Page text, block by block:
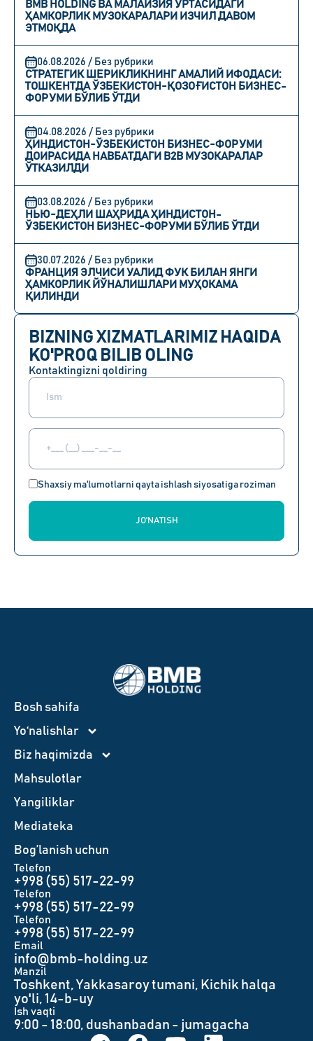
BMB HOLDING ВА МАЛАЙЗИЯ ЎРТАСИДАГИ
ҲАМКОРЛИК МУЗОКАРАЛАРИ ИЗЧИЛ ДАВОМ
ЭТМОҚДА
06.08.2026 / Без рубрики
СТРАТЕГИК ШЕРИКЛИКНИНГ АМАЛИЙ ИФОДАСИ:
ТОШКЕНТДА ЎЗБЕКИСТОН-ҚОЗОҒИСТОН БИЗНЕС-
ФОРУМИ БЎЛИБ ЎТДИ
04.08.2026 / Без рубрики
ҲИНДИСТОН-ЎЗБЕКИСТОН БИЗНЕС-ФОРУМИ
ДОИРАСИДА НАВБАТДАГИ B2B МУЗОКАРАЛАР
ЎТКАЗИЛДИ
03.08.2026 / Без рубрики
НЬЮ-ДЕҲЛИ ШАҲРИДА ҲИНДИСТОН-
ЎЗБЕКИСТОН БИЗНЕС-ФОРУМИ БЎЛИБ ЎТДИ
30.07.2026 / Без рубрики
ФРАНЦИЯ ЭЛЧИСИ УАЛИД ФУК БИЛАН ЯНГИ
ҲАМКОРЛИК ЙЎНАЛИШЛАРИ МУҲОКАМА
ҚИЛИНДИ
BIZNING XIZMATLARIMIZ HAQIDA
KO'PROQ BILIB OLING
Kontaktingizni qoldiring
Shaxsiy ma'lumotlarni qayta ishlash siyosatiga roziman
JO'NATISH
Bosh sahifa
Yo‘nalishlar
Biz haqimizda
Mahsulotlar
Yangiliklar
Mediateka
Bog’lanish uchun
Telefon
+998 (55) 517-22-99
Telefon
+998 (55) 517-22-99
Telefon
+998 (55) 517-22-99
Email
info@bmb-holding.uz​
Manzil
Toshkent, Yakkasaroy tumani, Kichik halqa
yo'li, 14-b-uy
Ish vaqti
9:00 - 18:00, dushanbadan - jumagacha